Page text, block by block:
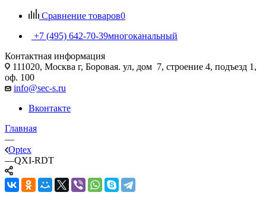
Сравнение товаров0
+7 (495) 642-70-39многоканальный
Контактная информация
111020, Москва г, Боровая. ул, дом 7, строение 4, подъезд 1,
оф. 100
info@sec-s.ru
Вконтакте
Главная
—
Optex
—QXI-RDT